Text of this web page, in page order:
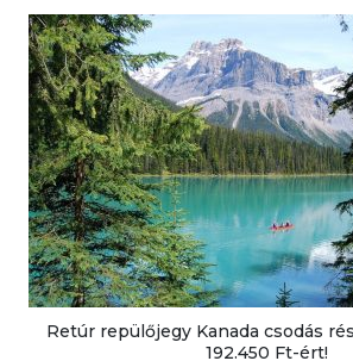
Retúr repülőjegy Kanada csodás
192.450 Ft-ért!